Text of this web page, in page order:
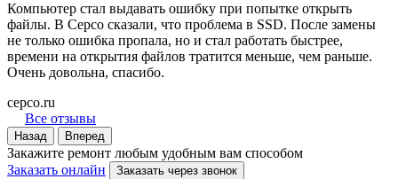
Компьютер стал выдавать ошибку при попытке открыть
файлы. В Серсо сказали, что проблема в SSD. После замены
не только ошибка пропала, но и стал работать быстрее,
времени на открытия файлов тратится меньше, чем раньше.
Очень довольна, спасибо.
серсо.ru
Все отзывы
Назад Вперед
Закажите ремонт любым удобным вам способом
Заказать онлайн
Заказать через звонок